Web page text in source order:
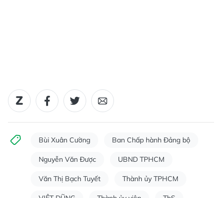
Bùi Xuân Cường Ban Chấp hành Đảng bộ
Nguyễn Văn Được UBND TPHCM
Văn Thị Bạch Tuyết Thành ủy TPHCM